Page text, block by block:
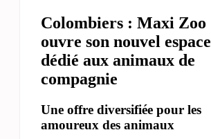
Colombiers : Maxi Zoo
ouvre son nouvel espace
dédié aux animaux de
compagnie
Une offre diversifiée pour les
amoureux des animaux